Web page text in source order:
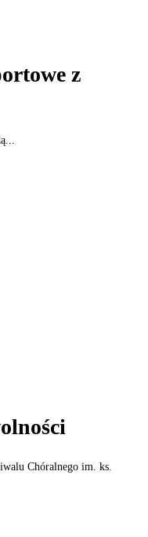
z
Chóralnego im. ks.